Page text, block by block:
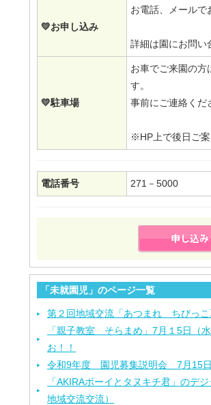
💛お申し込み
お電話、メールで
詳細は園にお問い
💛駐車場
お車でご来園の方
す。
事前にご
※HP上で後
電話番号 271－5000
「未就園児」のページ一覧
第２回地域交流「あつまれ ちびっこ
「親子教室 そらまめ」7月１5日（
お！！
令和9年度 園児募集説明会 7月15
「AKIRAボーイとタヌキチ君」のデ
地域交流交流）